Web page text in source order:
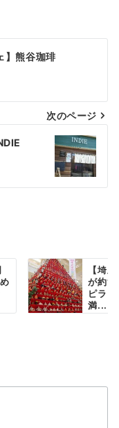
】熊谷珈琲
次のページ
【埼
が約
ピラ
満...